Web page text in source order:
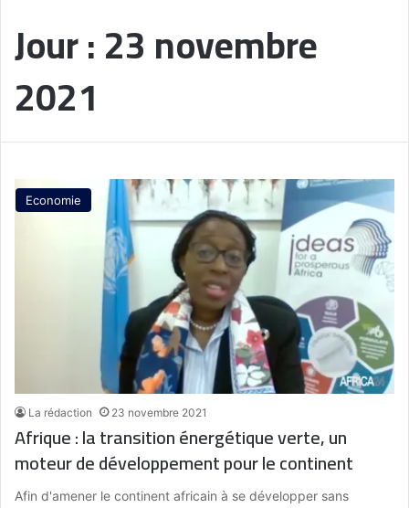
Jour :23 novembre
2021
Economie
La rédaction 23 novembre 2021
Afrique : la transition énergétique verte, un
moteur de développement pour le continent
Afin d'amener le continent africain à se développer sans